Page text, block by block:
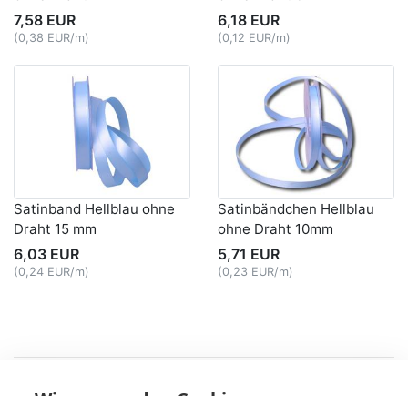
7,58 EUR
(0,38 EUR/m)
6,18 EUR
(0,12 EUR/m)
Satinband Hellblau ohne
Draht 15 mm
6,03 EUR
(0,24 EUR/m)
Satinbändchen Hellblau
ohne Draht 10mm
5,71 EUR
(0,23 EUR/m)